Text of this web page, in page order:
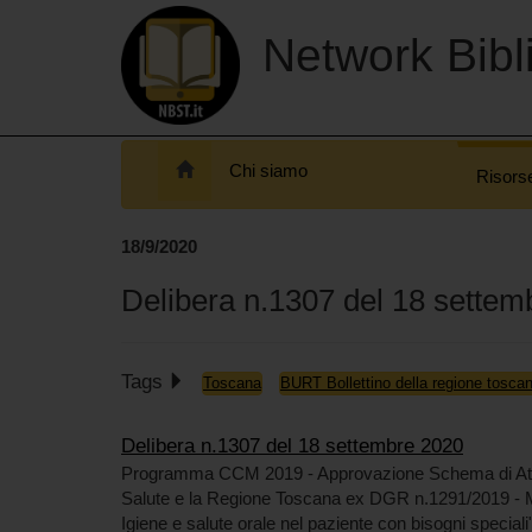
Network
Chi siamo
18/9/2020
Delibera n.1307 del 18
Tags Toscana BURT Bollettino della regione
Delibera n.1307 del 18 settembre 2020
Programma CCM 2019 - Approvazione Schema di
Salute e la Regione Toscana ex DGR n.1291/2019
Igiene e salute orale nel paziente con bisogni